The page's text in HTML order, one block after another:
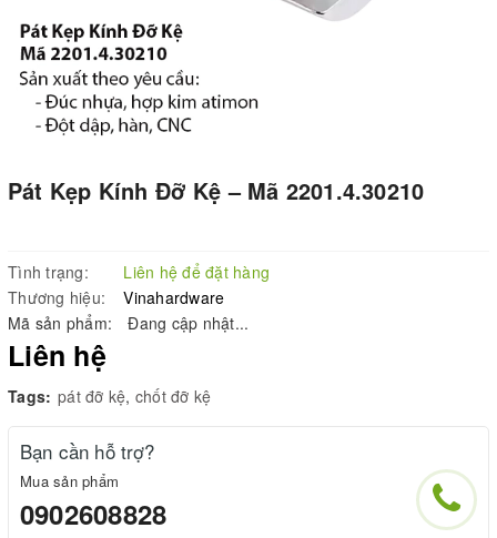
Pát Kẹp Kính Đỡ Kệ – Mã 2201.4.30210
Tình trạng:
Liên hệ để đặt hàng
Thương hiệu:
Vinahardware
Mã sản phẩm:
Đang cập nhật...
Liên hệ
Tags: pát đỡ kệ, chốt đỡ kệ
Bạn cần hỗ trợ?
Mua sản phẩm
0902608828